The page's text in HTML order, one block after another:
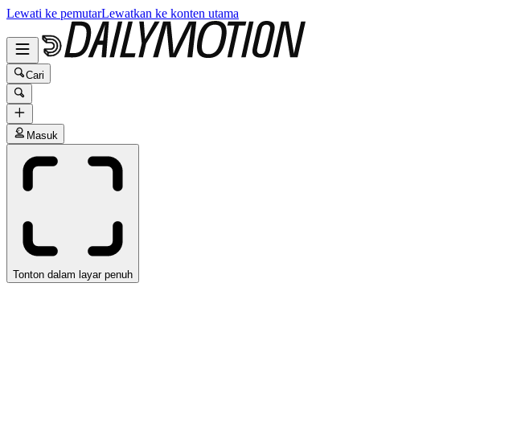
Lewati ke pemutarLewatkan ke konten utama
Cari
Masuk
Tonton dalam layar penuh